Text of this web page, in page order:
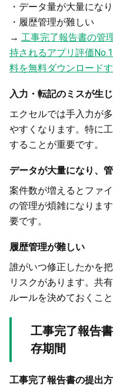
・データ量が大量にな
・履歴管理が難しい
→ 工事完了報告書の管
持されるアプリ評価
料を無料ダウンロード
入力・転記のミスが生
エクセルでは手入力が
やすくなります。特に
することが重要です。
データが大量になり、
案件数が増えるとファ
の管理が煩雑になりま
要です。
履歴管理が難しい
誰がいつ修正したかを
リスクがあります。共
ルールを決めておくこと
工事完了報告
存期間
工事完了報告書の提出